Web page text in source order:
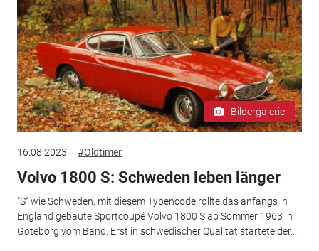
Bildergalerie
16.08.2023 #Oldtimer
Volvo 1800 S: Schweden leben länger
"S" wie Schweden, mit diesem Typencode rollte das anfangs in
England gebaute Sportcoupé Volvo 1800 S ab Sommer 1963 in
Göteborg vom Band. Erst in schwedischer Qualität startete der...